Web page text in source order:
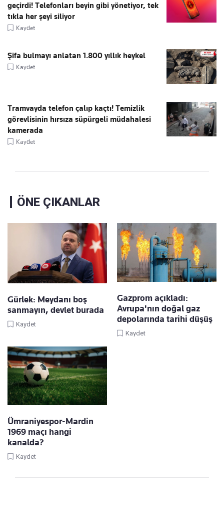
geçirdi! Telefonları beyin gibi yönetiyor, tek
tıkla her şeyi siliyor
Kaydet
Şifa bulmayı anlatan 1.800 yıllık heykel
Kaydet
Tramvayda telefon çalıp kaçtı! Temizlik
görevlisinin hırsıza süpürgeli müdahalesi
kamerada
Kaydet
ÖNE ÇIKANLAR
Gürlek: Meydanı boş
sanmayın, devlet burada
Kaydet
Gazprom açıkladı:
Avrupa'nın doğal gaz
depolarında tarihi düşüş
Kaydet
Ümraniyespor-Mardin
1969 maçı hangi
kanalda?
Kaydet